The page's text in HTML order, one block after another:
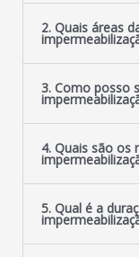
2. Quais áreas
3. Como posso
4. Quais são os
5. Qual é a